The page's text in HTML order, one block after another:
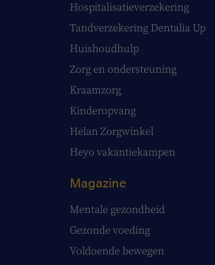
Hospitalisatieverzekering
Tandverzekering Dentalia Up
Huishoudhulp
Zorg en ondersteuning
Kraamzorg
Kinderopvang
Helan Zorgwinkel
Heyo vakantiekampen
Magazine
Mentale gezondheid
Gezonde voeding
Voldoende bewegen